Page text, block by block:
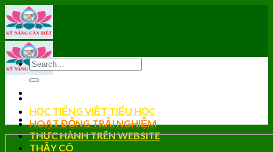
Skip
to
content
HỌC TIẾNG VIỆT TIỂU HỌC
HOẠT ĐỘNG TRẢI NGHIỆM
THỰC HÀNH TRÊN WEBSITE
THẦY CÔ